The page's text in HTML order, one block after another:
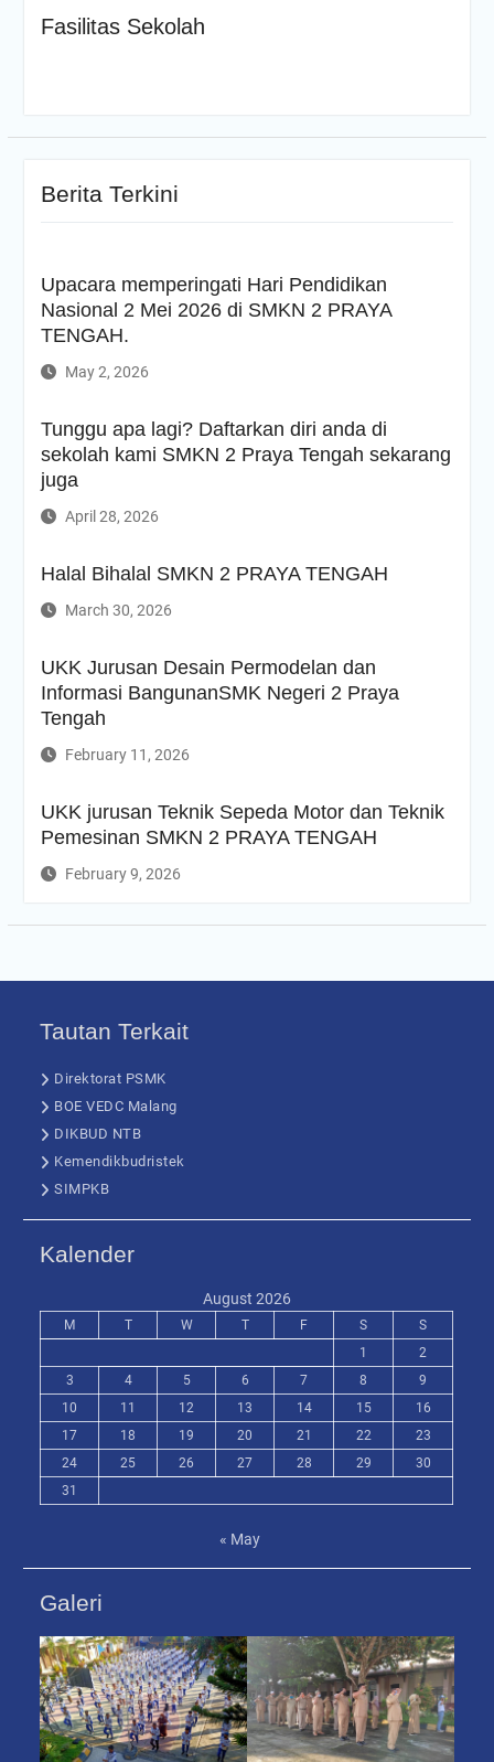
Tes Kemampuan Akademik
Upacara Peringatan HUT
Penutupan MPLS
MPLS Hari Ke-4
MPLS HARI KE 3
MPLS
PRA – MASA PENGENALAN
LINGKUNGAN SATUAN
PELAJARAN 2025/2026
HARKITNAS KE-117
Upacara memperingati Hari
2026 di SMKN 2 PRAYA
Fasilitas Sekolah
Berita Terkini
Upacara memperingati Hari Pendidikan
Nasional 2 Mei 2026 di SMKN 2 PRAYA
TENGAH.
May 2, 2026
Tunggu apa lagi? Daftarkan diri anda di
sekolah kami SMKN 2 Praya Tengah sekarang
juga
April 28, 2026
Halal Bihalal SMKN 2 PRAYA TENGAH
March 30, 2026
UKK Jurusan Desain Permodelan dan
Informasi BangunanSMK Negeri 2 Praya
Tengah
February 11, 2026
UKK jurusan Teknik Sepeda Motor dan Teknik
Pemesinan SMKN 2 PRAYA TENGAH
February 9, 2026
Tautan Terkait
Direktorat PSMK
BOE VEDC Malang
DIKBUD NTB
Kemendikbudristek
SIMPKB
Kalender
August 2026
M T W T F S
S
1
2
3
4 5 6 7 8
9
10
11 12 13 14 15
16
17
18 19 20 21 22
23
24
25 26 27 28 29
30
31
« May
Galeri